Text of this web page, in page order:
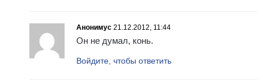
Анонимус 21.12.2012, 11:44
Он не думал, конь.
Войдите, чтобы ответить